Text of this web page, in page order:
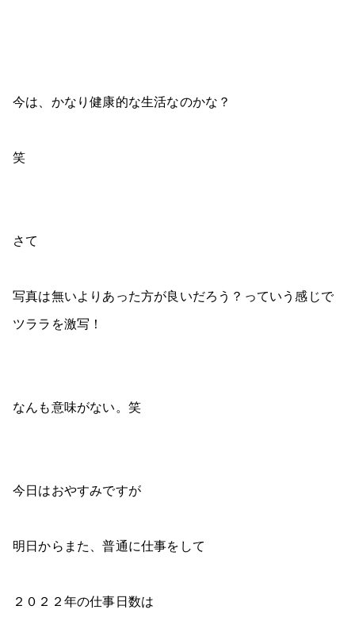
今は、かなり健康的な生活なのかな？
笑
さて
写真は無いよりあった方が良いだろう？っていう感じで
ツララを激写！
なんも意味がない。笑
今日はおやすみですが
明日からまた、普通に仕事をして
２０２２年の仕事日数は